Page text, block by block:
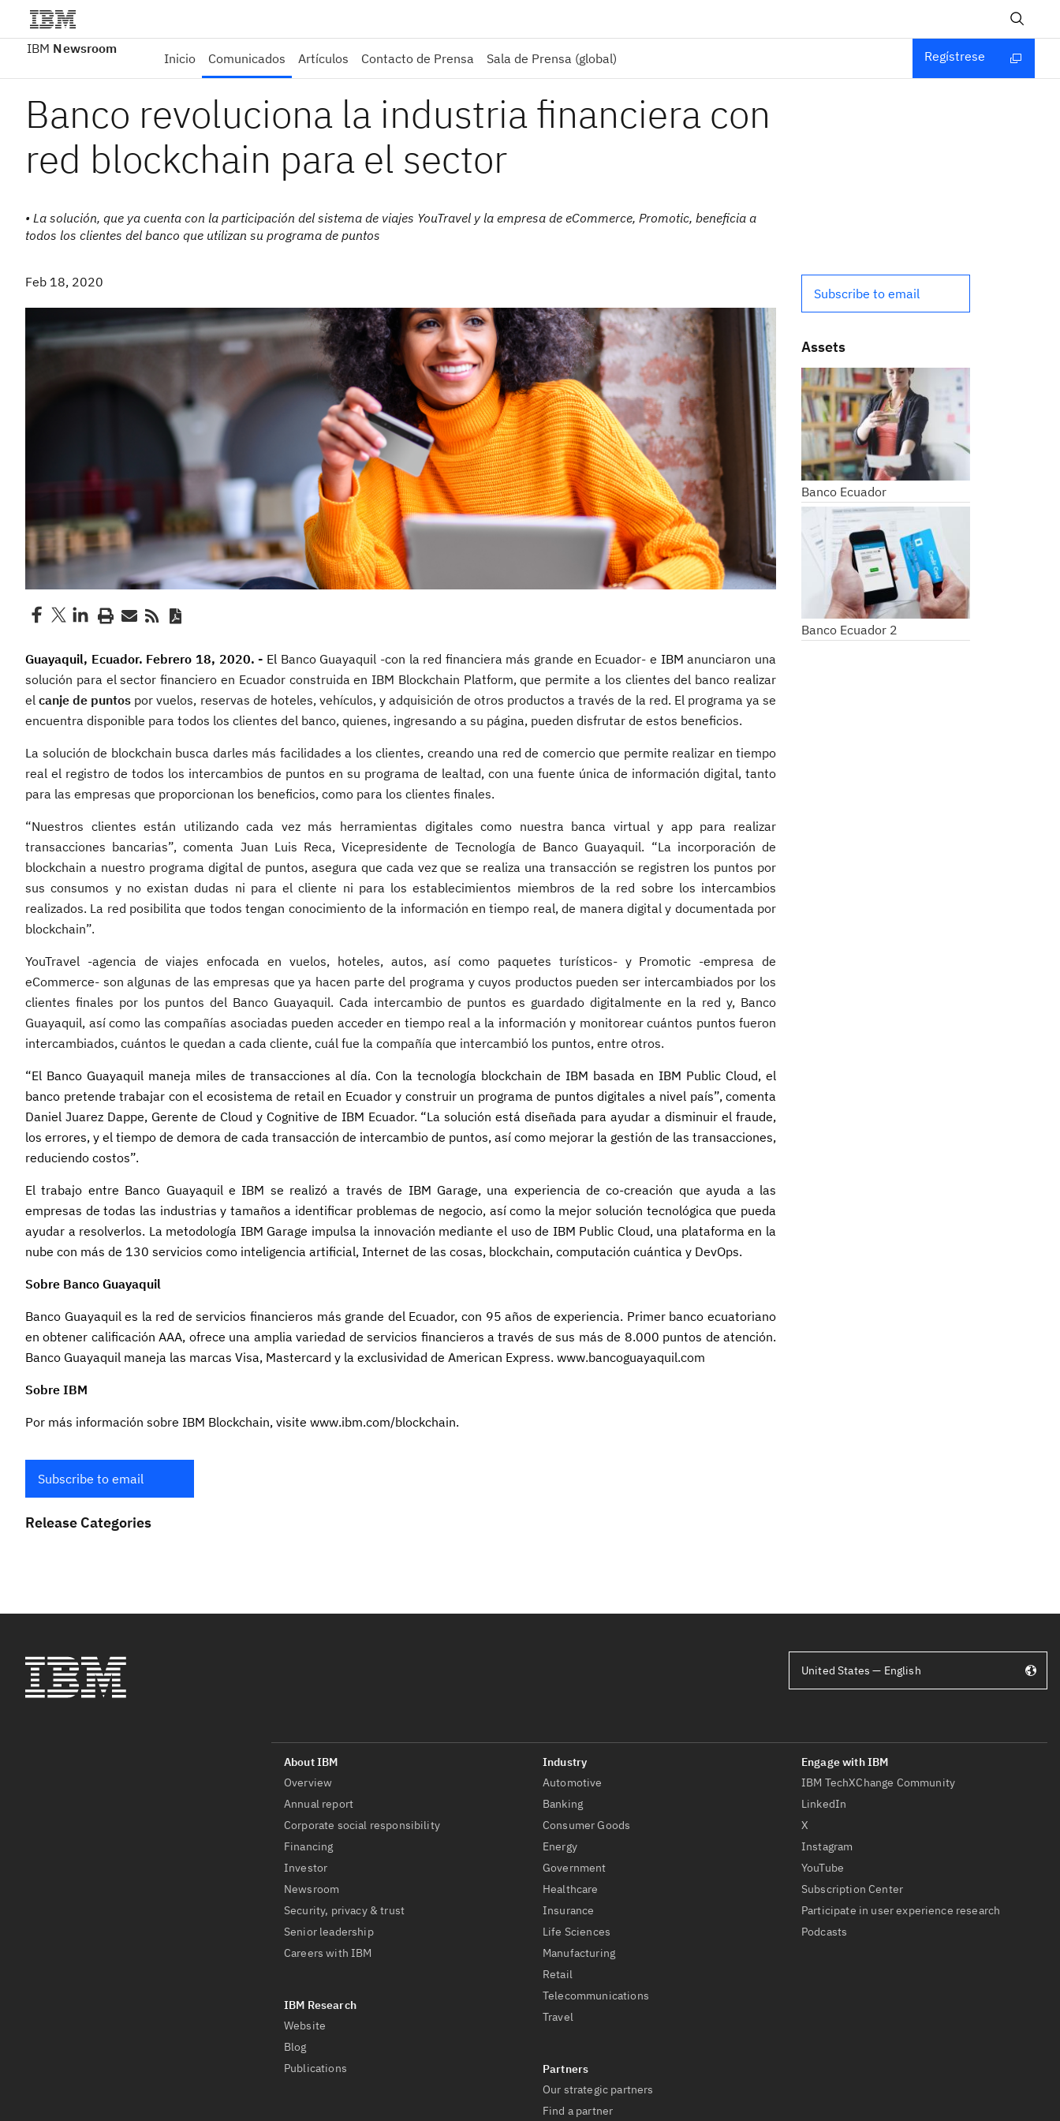
IBM Newsroom
Inicio Comunicados Artículos Contacto de Prensa Sala de Prensa (global) Regístrese
Banco revoluciona la industria financiera con
red blockchain para el sector
• La solución, que ya cuenta con la participación del sistema de viajes YouTravel y la empresa de eCommerce, Promotic, beneficia a
todos los clientes del banco que utilizan su programa de puntos
Feb 18, 2020
Guayaquil, Ecuador. Febrero 18, 2020. - El Banco Guayaquil -con la red financiera más grande en Ecuador- e IBManunciaron una
solución para el sector financiero en Ecuador construida en IBM Blockchain Platform, que permite a los clientes del banco realizar
elcanje de puntos por vuelos, reservas de hoteles, vehículos, y adquisición de otros productos a través de la red. El programa ya se
encuentra disponible para todos los clientes del banco, quienes, ingresando a su página, pueden disfrutar de estos beneficios.
La solución de blockchain busca darles más facilidades a los clientes, creando una red de comercio que permite realizar en tiempo
real el registro de todos los intercambios de puntos en su programa de lealtad, con una fuente única de información digital, tanto
para las empresas que proporcionan los beneficios, como para los clientes finales.
“Nuestros clientes están utilizando cada vez más herramientas digitales como nuestra banca virtual y app para realizar
transacciones bancarias”, comenta Juan Luis Reca, Vicepresidente de Tecnología de Banco Guayaquil. “La incorporación de
blockchain a nuestro programa digital de puntos, asegura que cada vez que se realiza una transacción se registren los puntos por
sus consumos y no existan dudas ni para el cliente ni para los establecimientos miembros de la red sobre los intercambios
realizados. La red posibilita que todos tengan conocimiento de la información en tiempo real, de manera digital y documentada por
blockchain”.
YouTravel -agencia de viajes enfocada en vuelos, hoteles, autos, así como paquetes turísticos- y Promotic -empresa de
eCommerce- son algunas de las empresas que ya hacen parte del programa y cuyos productos pueden ser intercambiados por los
clientes finales por los puntos del Banco Guayaquil. Cada intercambio de puntos es guardado digitalmente en la red y, Banco
Guayaquil, así como las compañías asociadas pueden acceder en tiempo real a la información y monitorear cuántos puntos fueron
intercambiados, cuántos le quedan a cada cliente, cuál fue la compañía que intercambió los puntos, entre otros.
“El Banco Guayaquil maneja miles de transacciones al día. Con la tecnología blockchain de IBM basada en IBM Public Cloud, el
banco pretende trabajar con el ecosistema de retail en Ecuador y construir un programa de puntos digitales a nivel país”, comenta
Daniel Juarez Dappe, Gerente de Cloud y Cognitive de IBM Ecuador. “La solución está diseñada para ayudar a disminuir el fraude,
los errores, y el tiempo de demora de cada transacción de intercambio de puntos, así como mejorar la gestión de las transacciones,
reduciendo costos”.
El trabajo entre Banco Guayaquil e IBM se realizó a través de IBM Garage, una experiencia de co-creación que ayuda a las
empresas de todas las industrias y tamaños a identificar problemas de negocio, así como la mejor solución tecnológica que pueda
ayudar a resolverlos. La metodología IBM Garage impulsa la innovación mediante el uso de IBM Public Cloud, una plataforma en la
nube con más de 130 servicios como inteligencia artificial, Internet de las cosas, blockchain, computación cuántica y DevOps.
Sobre Banco Guayaquil
Banco Guayaquil es la red de servicios financieros más grande del Ecuador, con 95 años de experiencia. Primer banco ecuatoriano
en obtener calificación AAA, ofrece una amplia variedad de servicios financieros a través de sus más de 8.000 puntos de atención.
Banco Guayaquil maneja las marcas Visa, Mastercard y la exclusividad de American Express. www.bancoguayaquil.com
Sobre IBM
Por más información sobre IBM Blockchain, visite www.ibm.com/blockchain.
Subscribe to email
Release Categories
Subscribe to email
Assets
Banco Ecuador
Banco Ecuador 2
Overview
Annual report
Corporate social responsibility
Financing
Investor
Newsroom
Security, privacy & trust
Senior leadership
Careers with IBM
Website
Blog
Publications
Automotive
Banking
Consumer Goods
Energy
Government
Healthcare
Insurance
Life Sciences
Manufacturing
Retail
Telecommunications
Travel
Our strategic partners
Find a partner
IBM TechXChange Community
LinkedIn
X
Instagram
YouTube
Subscription Center
Participate in user experience research
Podcasts
United States — English